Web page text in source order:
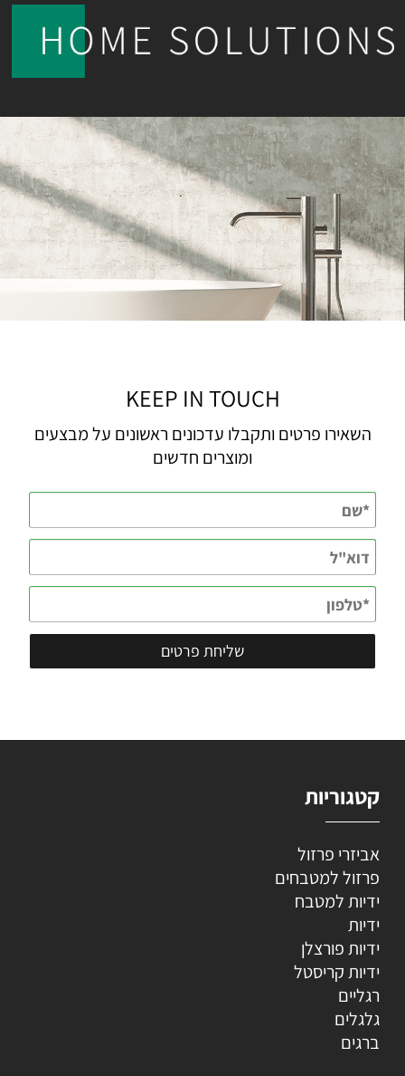
KEEP IN TOUCH
השאירו פרטים ותקבלו עדכונים ראשונים על מבצעים
ומוצרים חדשים
קטגוריות
אביזרי פרזול
פרזול למטבחים
ידיות למטבח
ידיות
ידיות פורצלן
ידיות קריסטל
רגליים
גלגלים
ברגים